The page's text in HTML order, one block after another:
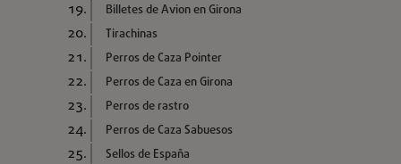
Billetes de Avion en Girona
Tirachinas
Perros de Caza Pointer
Perros de Caza en Girona
Perros de rastro
Perros de Caza Sabuesos
Sellos de España